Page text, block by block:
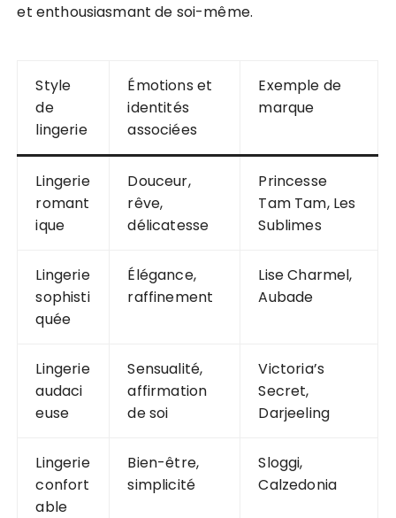
et enthousiasmant de soi-même.
Style
de
lingerie
Émotions et
identités
associées
Exemple de
marque
Lingerie
romant
ique
Douceur,
rêve,
délicatesse
Princesse
Tam Tam, Les
Sublimes
Lingerie
sophisti
quée
Élégance,
raffinement
Lise Charmel,
Aubade
Lingerie
audaci
euse
Sensualité,
affirmation
de soi
Victoria’s
Secret,
Darjeeling
Lingerie
confort
able
Bien-être,
simplicité
Sloggi,
Calzedonia